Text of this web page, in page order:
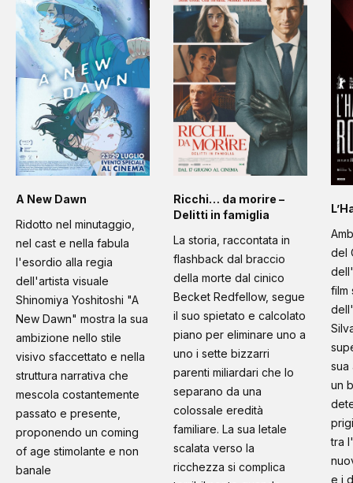
A New Dawn
Ridotto nel minutaggio,
nel cast e nella fabula
l'esordio alla regia
dell'artista visuale
Shinomiya Yoshitoshi "A
New Dawn" mostra la sua
ambizione nello stile
visivo sfaccettato e nella
struttura narrativa che
mescola costantemente
passato e presente,
proponendo un coming
of age stimolante e non
banale
Ricchi… da morire –
Delitti in famiglia
La storia, raccontata in
flashback dal braccio
della morte dal cinico
Becket Redfellow, segue
il suo spietato e calcolato
piano per eliminare uno a
uno i sette bizzarri
parenti miliardari che lo
separano da una
colossale eredità
familiare. La sua letale
scalata verso la
ricchezza si complica
del
film
sua
un
tra
e i